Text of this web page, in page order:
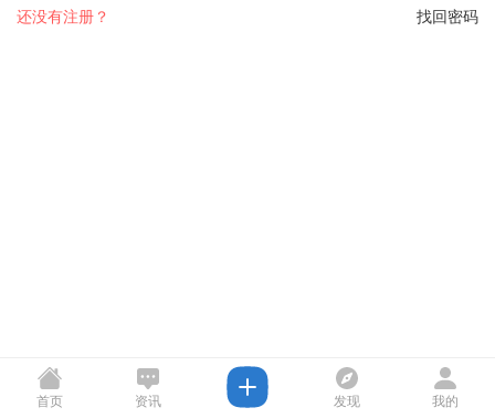
找回密码
还没有注册？
首页 资讯 发现 我的